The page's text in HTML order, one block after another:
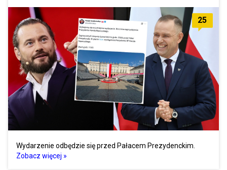
25
Wydarzenie odbędzie się przed Pałacem Prezydenckim.
Zobacz więcej »